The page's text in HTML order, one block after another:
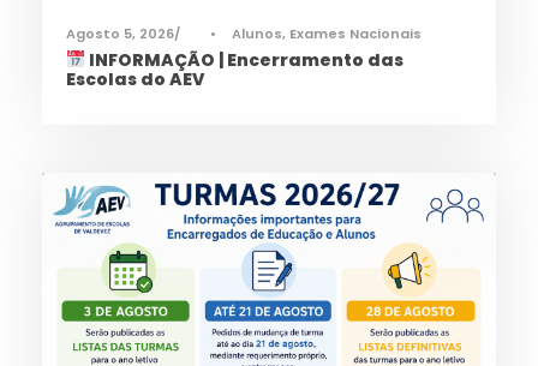
Agosto 5, 2026 • Alunos, Exames Nacionais
INFORMAÇÃO | Encerramento das
Escolas do AEV